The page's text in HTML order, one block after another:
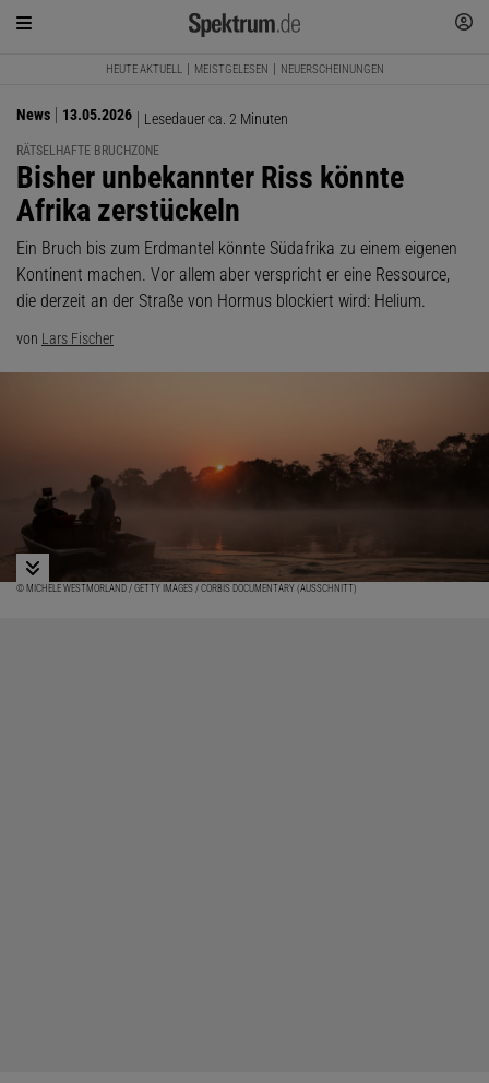
HEUTE AKTUELL MEISTGELESEN NEUERSCHEINUNGEN
News 13.05.2026 Lesedauer ca. 2 Minuten
RÄTSELHAFTE BRUCHZONE
:
Bisher unbekannter Riss könnte
Afrika zerstückeln
Ein Bruch bis zum Erdmantel könnte Südafrika zu einem eigenen
Kontinent machen. Vor allem aber verspricht er eine Ressource,
die derzeit an der Straße von Hormus blockiert wird: Helium.
von Lars Fischer
© MICHELE WESTMORLAND / GETTY IMAGES / CORBIS DOCUMENTARY (AUSSCHNITT)